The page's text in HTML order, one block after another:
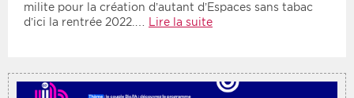
Inversé
milite pour la création d’autant d’Espaces sans tabac
d’ici la rentrée 2022.…
Lire la suite